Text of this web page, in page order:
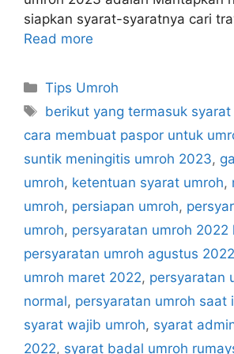
siapkan syarat-syaratnya cari
Read more
Categories
Tips Umroh
Tags
berikut yang termasuk
cara membuat paspor untuk
suntik meningitis umroh 2023,
umroh, ketentuan syarat umroh,
umroh, persiapan umroh,
umroh, persyaratan umroh 2022
persyaratan umroh agustus 2022
umroh maret 2022, persyaratan
normal, persyaratan umroh saat
syarat wajib umroh, syarat
2022, syarat badal umroh